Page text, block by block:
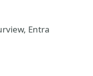
Entra